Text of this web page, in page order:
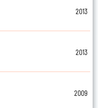
2013
2013
2009